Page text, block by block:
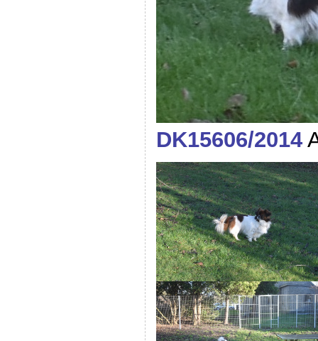
DK15606/2014